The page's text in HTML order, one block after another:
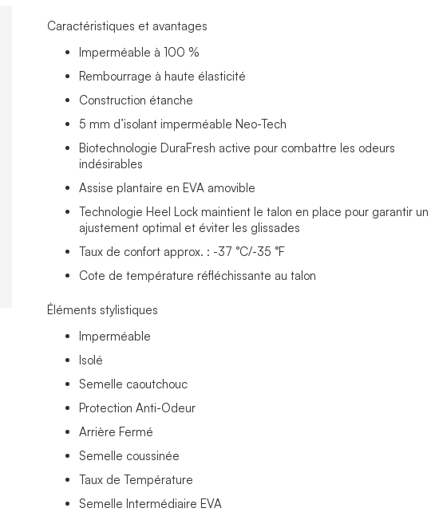
Caractéristiques et avantages
Imperméable à 100 %
Rembourrage à haute élasticité
Construction étanche
5 mm d’isolant imperméable Neo-Tech
Biotechnologie DuraFresh active pour combattre les odeurs
indésirables
Assise plantaire en EVA amovible
Technologie Heel Lock maintient le talon en place pour garantir un
ajustement optimal et éviter les glissades
Taux de confort approx. : -37 °C/-35 °F
Cote de température réfléchissante au talon
Éléments stylistiques
Imperméable
Isolé
Semelle caoutchouc
Protection Anti-Odeur
Arrière Fermé
Semelle coussinée
Taux de Température
Semelle Intermédiaire EVA